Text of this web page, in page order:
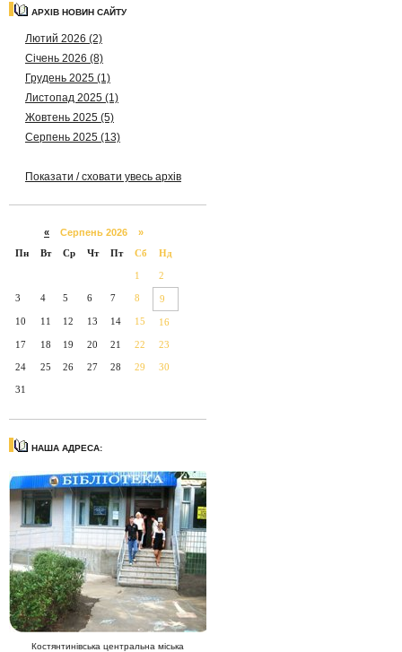
АРХІВ НОВИН САЙТУ
Лютий 2026 (2)
Січень 2026 (8)
Грудень 2025 (1)
Листопад 2025 (1)
Жовтень 2025 (5)
Серпень 2025 (13)
Показати / сховати увесь архів
« Серпень 2026 »
Пн
Вт Ср Чт Пт Сб Нд
1 2
3 4 5 6 7 8 9
10 11 12 13 14 15 16
17 18 19 20 21 22 23
24 25 26 27 28 29 30
31
НАША АДРЕСА:
Костянтинівська центральна міська